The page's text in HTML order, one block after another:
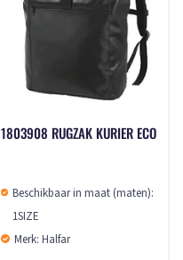
1803908 RUGZAK KURIER ECO
Beschikbaar in maat (maten):
1SIZE
Merk: Halfar